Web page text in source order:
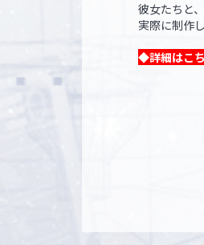
彼⼥たちと
実際に制作
◆詳細はこ